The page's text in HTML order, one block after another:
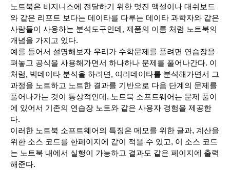
노트북은 비지니스에 전달하기 위한 멋진 액셀이나 대쉬보드
와 같은 리포트 보다는 데이타를 다루는 데이타 과학자와 같은
사람들이 사용하는 분석도구인데, 제품의 이름 처럼 노트북의
개념을 가지고 있다.
예를 들어서 설명해보자 우리가 수학문제를 풀려면 연습장을
펴놓고 공식을 사용해가면서 하나하나 문제를 풀어나간다. 이
처럼, 빅데이타 분석을 하려면, 여러데이타를 분석해가면서 그
과정을 노트하고 노트한 결과를 기반으로 다음 단계의 문제를
풀어나가는 것이 통상적인데, 노트북 소프트웨어는 문제 풀이
에 있어서 기존의 연습장 노트와 같은 사용자 경험을 제공한
다.
이러한 노트북 소프트웨어의 특징은 메모를 위한 글과, 계산을
위한 소스 코드를 한페이지에 같이 적을 수 있고, 이 소스 코드
는 노트북 내에서 실행이 가능하고 결과도 같은 페이지에 출력
해준다.